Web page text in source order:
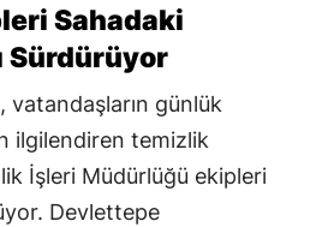
Sahadaki
Sürdürüyor
vatandaşların günlük
ilgilendiren temizlik
İşleri Müdürlüğü ekipleri
Devlettepe